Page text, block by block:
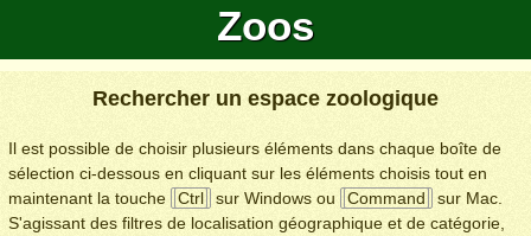
Zoos
Rechercher un espace zoologique
Il est possible de choisir plusieurs éléments dans chaque boîte de
sélection ci-dessous en cliquant sur les éléments choisis tout en
maintenant la touche
Ctrl sur Windows ou Command
sur Mac.
S'agissant des filtres de localisation géographique et de catégorie,